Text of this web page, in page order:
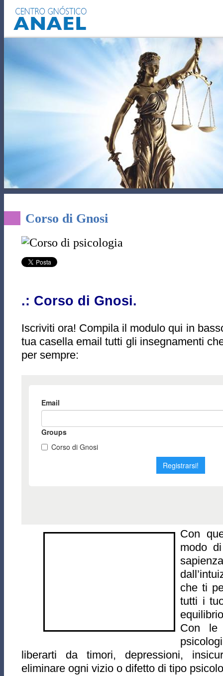
Corso di Gnosi
.: Corso di Gnosi.
Iscriviti ora! Compila il modulo qui in
tua casella email tutti gli insegnamenti
per sempre:
Con
modo
che ti
tutti i
Con le
liberarti da timori, depressioni,
eliminare ogni vizio o difetto di tipo